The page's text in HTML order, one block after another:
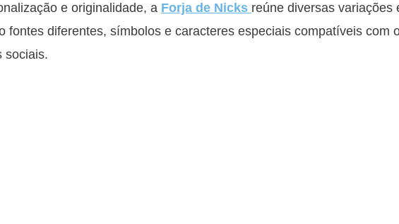
e originalidade, a Forja de Nicks reúne diversas variações
fontes diferentes, símbolos e caracteres especiais compatíveis com
sociais.